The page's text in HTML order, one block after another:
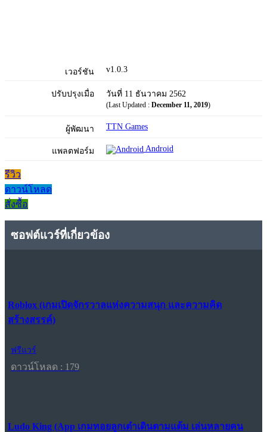
เวอร์ชัน v1.0.3
ปรับปรุงเมื่อ วันที่ 11 ธันวาคม 2562
(Last Updated : December 11, 2019)
ผู้พัฒนา TTN Games
แพลตฟอร์ม Android
รีวิว
ดาวน์โหลด
สั่งซื้อ
ซอฟต์แวร์ที่เกี่ยวข้อง
Roblox (เกมเปิดจักรวาลแห่งความสนุก และความคิด
สร้างสรรค์)
ฟรีแวร์
ดาวน์โหลด : 179
Ludo King (App เกมทอยลูกเต๋าเดินตามแต้ม เล่นหลายคน